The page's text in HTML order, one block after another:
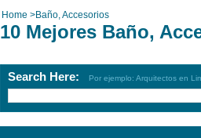
Home >Baño, Accesorios
10 Mejores Baño,
Search Here: Por ejemplo: Arquitectos en